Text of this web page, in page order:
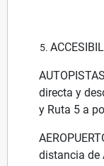
directa y
y Ruta 5 a
distancia de